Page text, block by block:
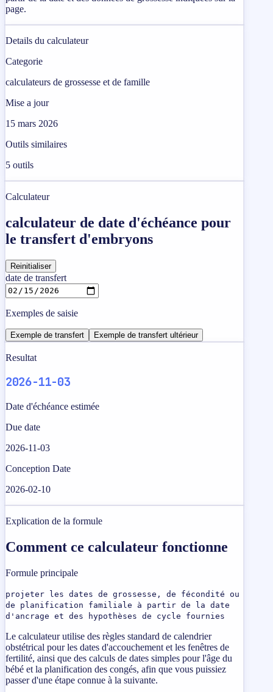
page.
Details du calculateur
Categorie
calculateurs de grossesse et de famille
Mise a jour
15 mars 2026
Outils similaires
5 outils
Calculateur
calculateur de date d'échéance pour
le transfert d'embryons
Reinitialiser
date de transfert
Exemples de saisie
Exemple de transfert Exemple de transfert ultérieur
Resultat
2026-11-03
Date d'échéance estimée
Due date
2026-11-03
Conception Date
2026-02-10
Explication de la formule
Comment ce calculateur fonctionne
Formule principale
projeter les dates de grossesse, de fécondité ou
de planification familiale à partir de la date
d'ancrage et des hypothèses de cycle fournies
Le calculateur utilise des règles standard de calendrier
obstétrical pour les dates d'accouchement et les fenêtres de
fertilité, ainsi que des calculs de dates simples pour l'âge du
bébé et la planification des congés, afin que vous puissiez
passer d'une étape connue à la suivante.